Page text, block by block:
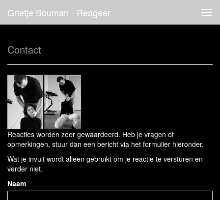
Grietje Bouman - Reageer
Contact
Reacties worden zeer gewaardeerd. Heb je vragen of
opmerkingen, stuur dan een bericht via het formulier hieronder.
Wat je invult wordt alleen gebruikt om je reactie te versturen en
verder niet.
Naam